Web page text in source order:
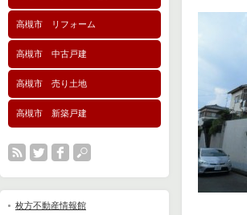
高槻市 リフォーム
高槻市 中古戸建
高槻市 売り土地
高槻市 新築戸建
枚方不動産情報館